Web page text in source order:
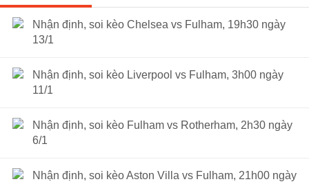
Nhận định, soi kèo Chelsea vs Fulham, 19h30 ngày
13/1
Nhận định, soi kèo Liverpool vs Fulham, 3h00 ngày
11/1
Nhận định, soi kèo Fulham vs Rotherham, 2h30 ngày
6/1
Nhận định, soi kèo Aston Villa vs Fulham, 21h00 ngày